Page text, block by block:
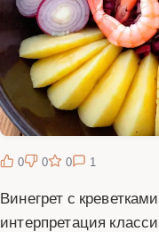
0 0 0 1
Винегрет с
интерпретация